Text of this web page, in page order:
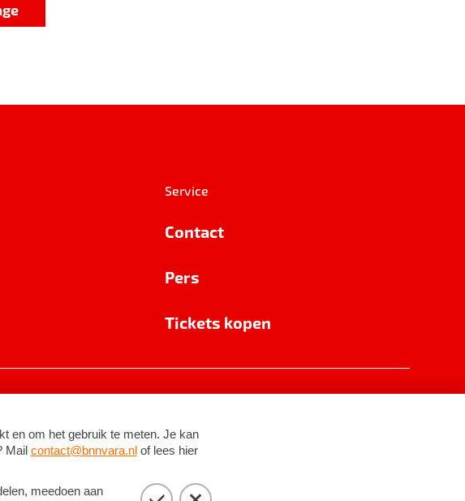
Service
Contact
Pers
Tickets kopen